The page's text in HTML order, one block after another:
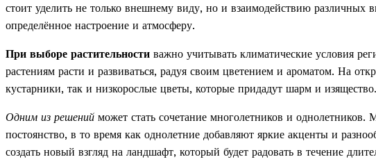
стоит уделить не только внешнему виду, но и взаимодействию различных
определённое настроение и атмосферу.
При выборе растительности важно учитывать климатические условия
растениям расти и развиваться, радуя своим цветением и ароматом. На
кустарники, так и низкорослые цветы, которые придадут шарм и изящество.
Одним из решений может стать сочетание многолетников и однолетников.
постоянство, в то время как однолетние добавляют яркие акценты и
создать новый взгляд на ландшафт, который будет радовать в течение